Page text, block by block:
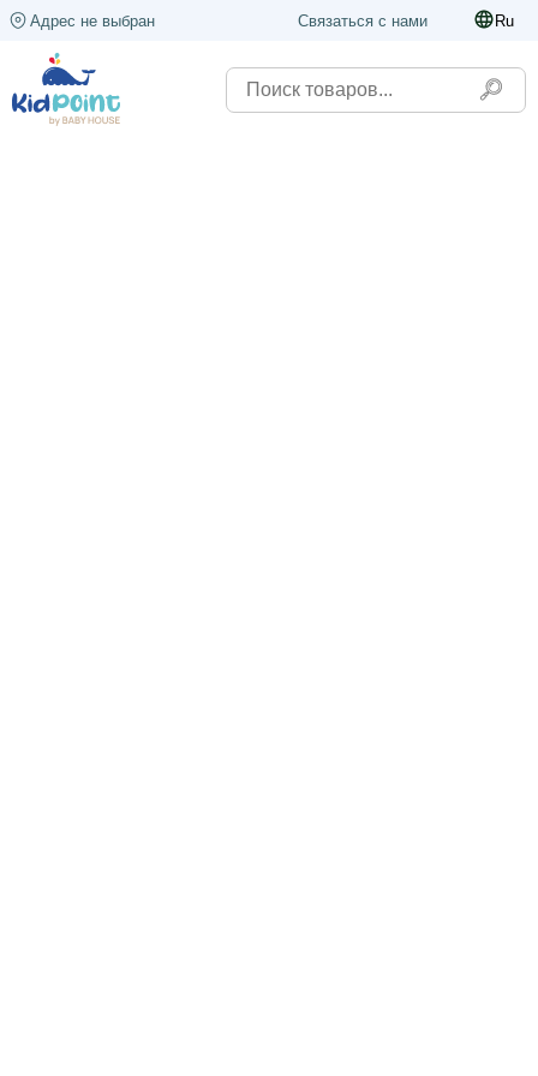
Адрес не выбран Связаться с нами Ru